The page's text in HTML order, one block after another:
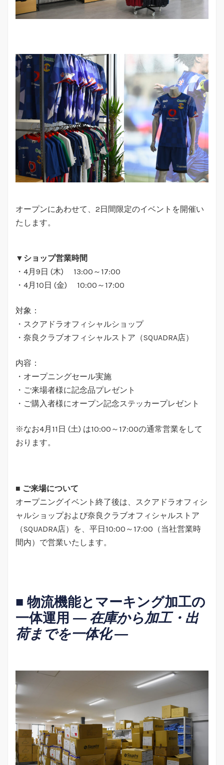
オープンにあわせて、2日間限定のイベントを開催い
たします。
▼ショップ営業時間
・4月9日 (木) 13:00～17:00
・4月10日 (金) 10:00～17:00
対象：
・スクアドラオフィシャルショップ
・奈良クラブオフィシャルストア（SQUADRA店）
内容：
・オープニングセール実施
・ご来場者様に記念品プレゼント
・ご購入者様にオープン記念ステッカープレゼント
※なお4月11日 (土) は10:00～17:00の通常営業をして
おります。
■ ご来場について
オープニングイベント終了後は、スクアドラオフィシ
ャルショップおよび奈良クラブオフィシャルストア
（SQUADRA店）を、平日10:00～17:00（当社営業時
間内）で営業いたします。
■ 物流機能とマーキング加工の
一体運用 ― 在庫から加工・出
荷までを一体化 ―